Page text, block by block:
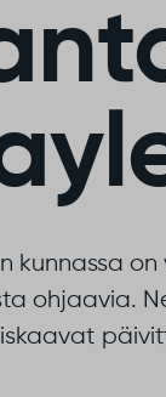
kunnassa
ohjaavia.